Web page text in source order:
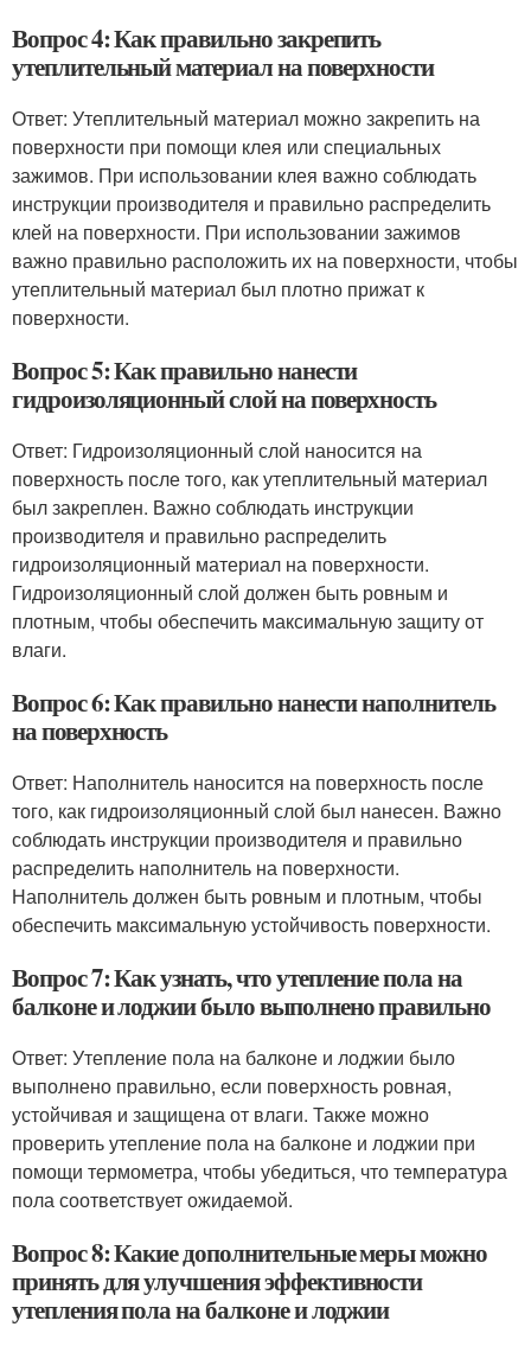
Вопрос 4: Как правильно закрепить
утеплительный материал на поверхности
Ответ: Утеплительный материал можно закрепить на
поверхности при помощи клея или специальных
зажимов. При использовании клея важно соблюдать
инструкции производителя и правильно распределить
клей на поверхности. При использовании зажимов
важно правильно расположить их на поверхности, чтобы
утеплительный материал был плотно прижат к
поверхности.
Вопрос 5: Как правильно нанести
гидроизоляционный слой на поверхность
Ответ: Гидроизоляционный слой наносится на
поверхность после того, как утеплительный материал
был закреплен. Важно соблюдать инструкции
производителя и правильно распределить
гидроизоляционный материал на поверхности.
Гидроизоляционный слой должен быть ровным и
плотным, чтобы обеспечить максимальную защиту от
влаги.
Вопрос 6: Как правильно нанести наполнитель
на поверхность
Ответ: Наполнитель наносится на поверхность после
того, как гидроизоляционный слой был нанесен. Важно
соблюдать инструкции производителя и правильно
распределить наполнитель на поверхности.
Наполнитель должен быть ровным и плотным, чтобы
обеспечить максимальную устойчивость поверхности.
Вопрос 7: Как узнать, что утепление пола на
балконе и лоджии было выполнено правильно
Ответ: Утепление пола на балконе и лоджии было
выполнено правильно, если поверхность ровная,
устойчивая и защищена от влаги. Также можно
проверить утепление пола на балконе и лоджии при
помощи термометра, чтобы убедиться, что температура
пола соответствует ожидаемой.
Вопрос 8: Какие дополнительные меры можно
принять для улучшения эффективности
утепления пола на балконе и лоджии